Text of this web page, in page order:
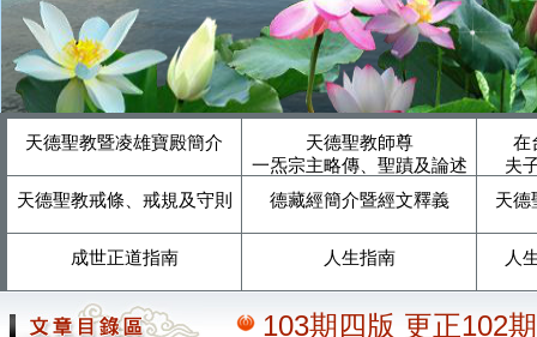
天德聖教暨凌雄寶殿簡介
天德聖教師尊
一炁宗主略傳、聖蹟及論述
在
夫
天德聖教戒條、戒規及守則
德藏經簡介暨經文釋義 天德
成世正道指南 人生指南 人
103期四版 更正102期